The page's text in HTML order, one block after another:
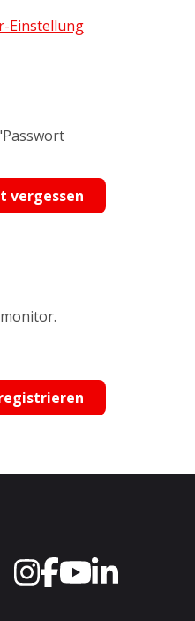
Einstellung
vergessen